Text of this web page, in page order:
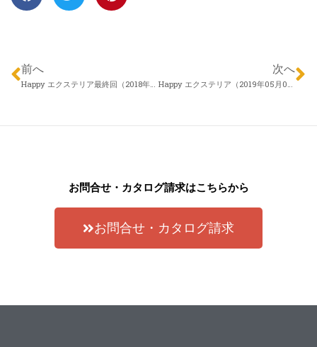
前へ
Happy エクステリア最終回（2018年09月27日）株式会社アロウズガーデンデザイン 村田 勇さん 「振り返りとエクステリアの必然性」
次へ
Happy エクステリア（2019年05月02日）株式会社アメニクス 齋藤 「信州エクステリアフェア開催のご案内」
お問合せ・カタログ請求はこちらから
お問合せ・カタログ請求